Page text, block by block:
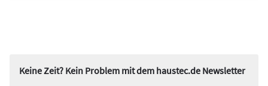
Keine Zeit? Kein Problem mit dem haustec.de Newsletter